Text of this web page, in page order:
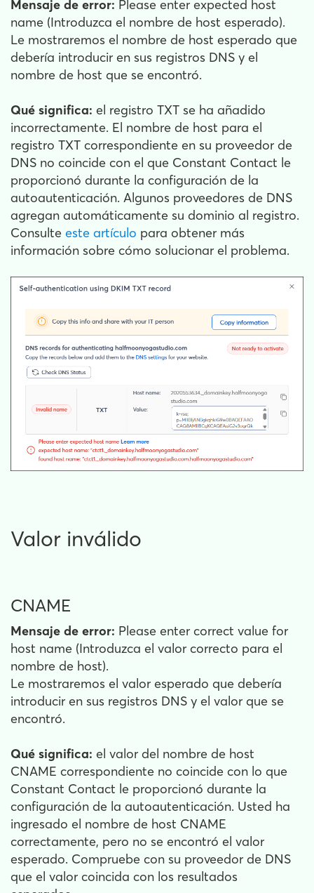
Mensaje de error: Please enter expected host
name (Introduzca el nombre de host esperado).
Le mostraremos el nombre de host esperado que
debería introducir en sus registros DNS y el
nombre de host que se encontró.
Qué significa: el registro TXT se ha añadido
incorrectamente. El nombre de host para el
registro TXT correspondiente en su proveedor de
DNS no coincide con el que Constant Contact le
proporcionó durante la configuración de la
autoautenticación. Algunos proveedores de DNS
agregan automáticamente su dominio al registro.
Consulte este artículo para obtener más
información sobre cómo solucionar el problema.
Valor inválido
CNAME
Mensaje de error: Please enter correct value for
host name (Introduzca el valor correcto para el
nombre de host).
Le mostraremos el valor esperado que debería
introducir en sus registros DNS y el valor que se
encontró.
Qué significa: el valor del nombre de host
CNAME correspondiente no coincide con lo que
Constant Contact le proporcionó durante la
configuración de la autoautenticación. Usted ha
ingresado el nombre de host CNAME
correctamente, pero no se encontró el valor
esperado. Compruebe con su proveedor de DNS
que el valor coincida con los resultados